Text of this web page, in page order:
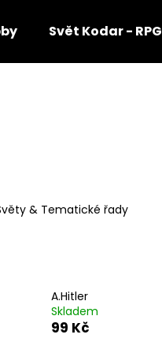
Svět Kodar - RPG
& Tematické řady
A.Hitler
Skladem
99 Kč